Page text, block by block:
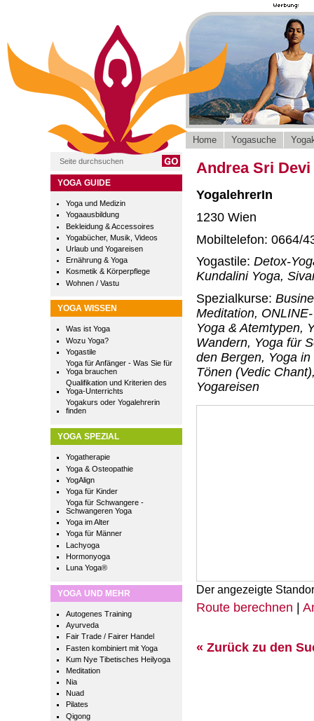
YOGA GUIDE
Yoga und Medizin
Yogaausbildung
Bekleidung & Accessoires
Yogabücher, Musik, Videos
Urlaub und Yogareisen
Ernährung & Yoga
Kosmetik & Körperpflege
Wohnen / Vastu
YOGA WISSEN
Was ist Yoga
Wozu Yoga?
Yogastile
Yoga für Anfänger - Was Sie für
Yoga brauchen
Qualifikation und Kriterien des
Yoga-Unterrichts
Yogakurs oder Yogalehrerin
finden
YOGA SPEZIAL
Yogatherapie
Yoga & Osteopathie
YogAlign
Yoga für Kinder
Yoga für Schwangere -
Schwangeren Yoga
Yoga im Alter
Yoga für Männer
Lachyoga
Hormonyoga
Luna Yoga®
YOGA UND MEHR
Autogenes Training
Ayurveda
Fair Trade / Fairer Handel
Fasten kombiniert mit Yoga
Kum Nye Tibetisches Heilyoga
Meditation
Nia
Nuad
Pilates
Qigong
Home Yogasuche
Andrea Sri
YogalehrerIn
1230 Wien
Mobiltelefon: 0664/
Yogastile: Detox-
Kundalini Yoga,
Spezialkurse:
Meditation,
Yoga & Atemtypen,
Wandern, Yoga für
den Bergen, Yoga
Tönen (Vedic
Yogareisen
Der angezeigte
Route berechnen |
« Zurück zu den